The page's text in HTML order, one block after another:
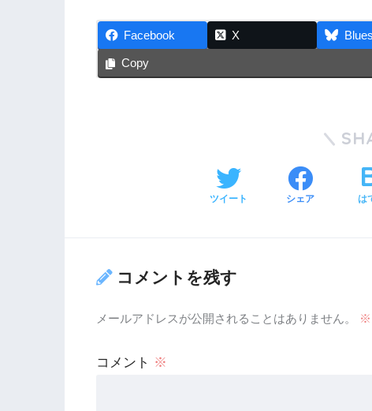
Facebook X
Copy
ツイート シェア は
コメントを残す
メールアドレスが公開されることはありません。 ※
コメント ※